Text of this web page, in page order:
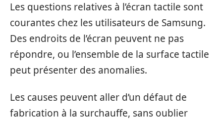
Les questions relatives à l’écran tactile sont
courantes chez les utilisateurs de Samsung.
Des endroits de l’écran peuvent ne pas
répondre, ou l’ensemble de la surface tactile
peut présenter des anomalies.
Les causes peuvent aller d’un défaut de
fabrication à la surchauffe, sans oublier